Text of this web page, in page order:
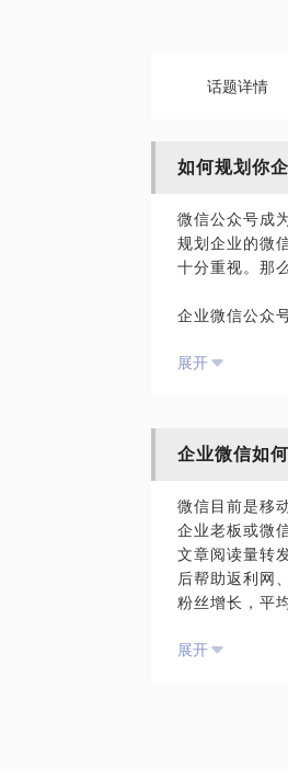
话题详情
如何规划你
微信公众号成
规划企业的微
十分重视。那
企业微信公众
在去中心的自
PS：以上问题
教你梳理你的
展开
企业微信如
微信目前是移
企业老板或微
文章阅读量转
后帮助返利网
粉丝增长，平
前，请把你的
展开